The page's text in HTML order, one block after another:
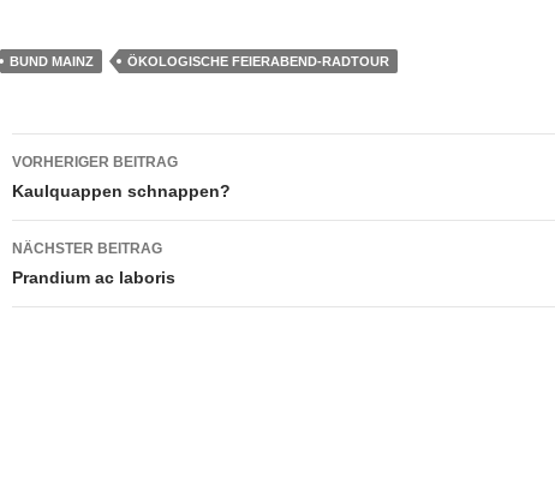
BUND MAINZ ÖKOLOGISCHE FEIERABEND-RADTOUR
Beitragsnavigation
VORHERIGER BEITRAG
Kaulquappen schnappen?
NÄCHSTER BEITRAG
Prandium ac laboris